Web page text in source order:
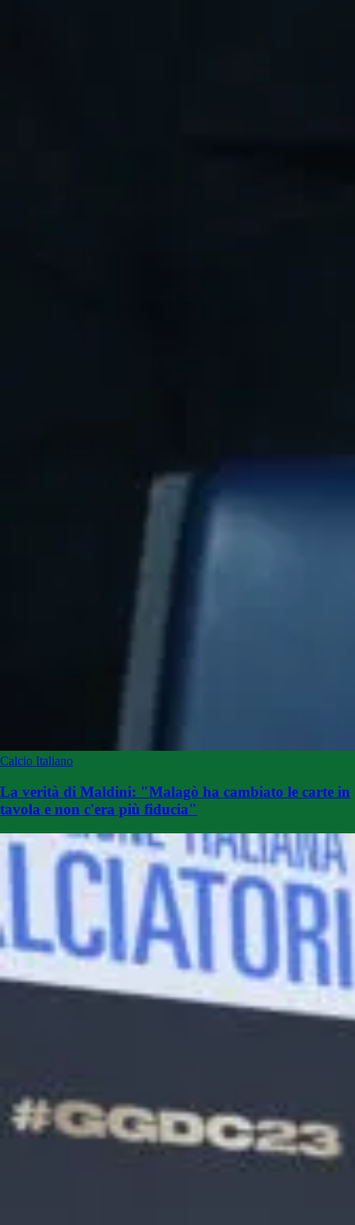
Calcio Italiano
La verità di Maldini: "Malagò ha cambiato le carte in
tavola e non c'era più fiducia"